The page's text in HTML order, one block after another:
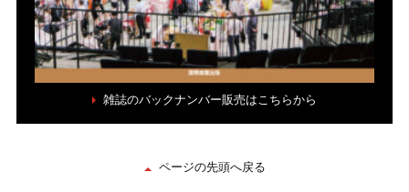
雑誌のバックナンバー販売はこちらから
ページの先頭へ戻る